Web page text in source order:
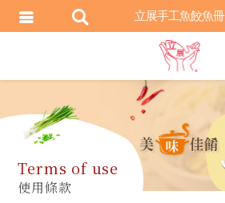
立展手工魚餃魚冊
會員登入
會員註冊
忘記密碼
訂單查詢